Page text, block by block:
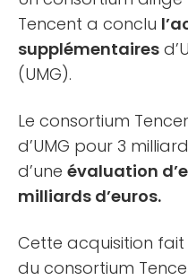
Tencent a conclu
supplémentaires
(UMG).
Le consortium
d’UMG pour 3
d’une évaluation
milliards d’euros.
Cette acquisition
du consortium